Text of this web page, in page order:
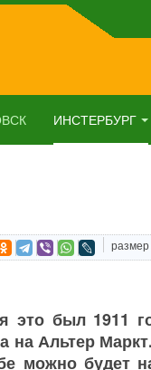
ИНСТЕРБУРГ
это был 1911
на Альтер
можно будет